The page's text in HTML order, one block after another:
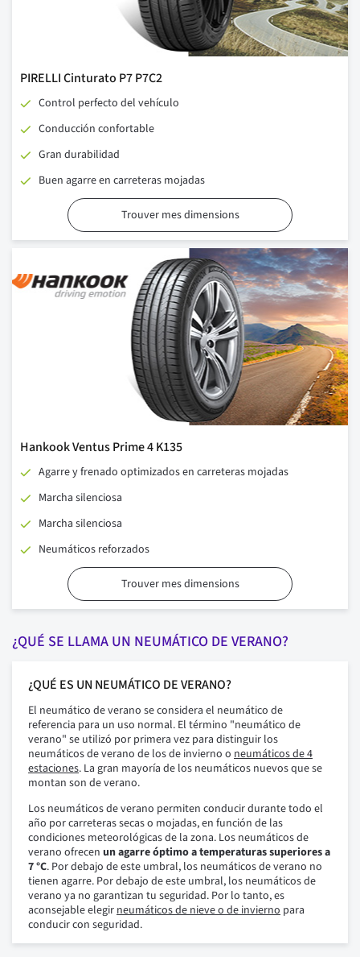
PIRELLI Cinturato P7 P7C2
Control perfecto del vehículo
Conducción confortable
Gran durabilidad
Buen agarre en carreteras mojadas
Trouver mes dimensions
Hankook Ventus Prime 4 K135
Agarre y frenado optimizados en carreteras mojadas
Marcha silenciosa
Marcha silenciosa
Neumáticos reforzados
Trouver mes dimensions
¿QUÉ SE LLAMA UN NEUMÁTICO DE VERANO?
¿QUÉ ES UN NEUMÁTICO DE VERANO?
El neumático de verano se considera el neumático de
referencia para un uso normal. El término "neumático de
verano" se utilizó por primera vez para distinguir los
neumáticos de verano de los de invierno o neumáticos de 4
estaciones. La gran mayoría de los neumáticos nuevos que se
montan son de verano.
Los neumáticos de verano permiten conducir durante todo el
año por carreteras secas o mojadas, en función de las
condiciones meteorológicas de la zona. Los neumáticos de
verano ofrecen un agarre óptimo a temperaturas superiores a
7 °C. Por debajo de este umbral, los neumáticos de verano no
tienen agarre. Por debajo de este umbral, los neumáticos de
verano ya no garantizan tu seguridad. Por lo tanto, es
aconsejable elegirneumáticos de nieve o de invierno para
conducir con seguridad.